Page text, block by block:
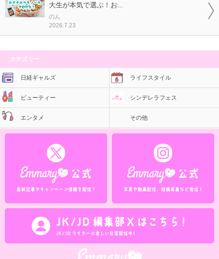
大生が本気で選ぶ！お...
のん
2026.7.23
カテゴリー
日経ギャルズ ライフスタイル
ビューティー シンデレラフェス
エンタメ その他